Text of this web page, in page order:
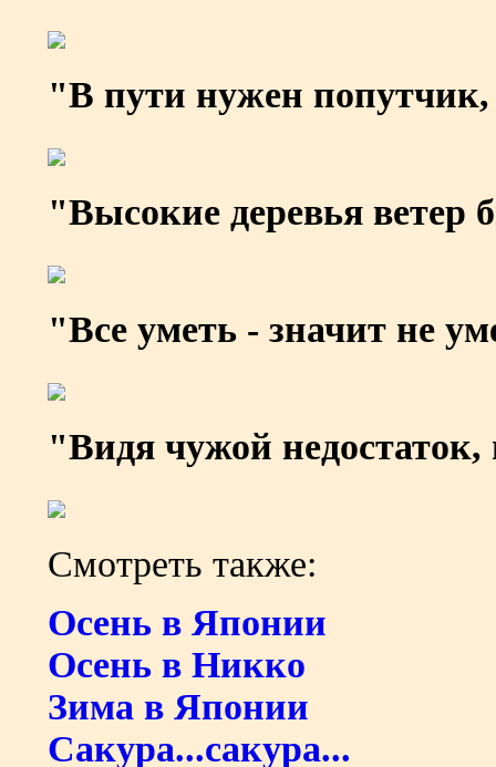
"В пути нужен
"Высокие деревья ветер
"Все уметь - значит не
"Видя чужой
Смотреть также:
Осень в Японии
Осень в Никко
Зима в Японии
Сакура...сакура...